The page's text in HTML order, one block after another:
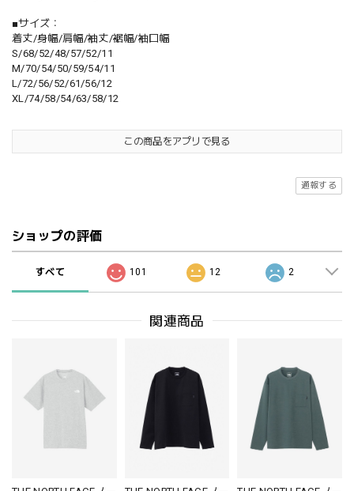
■サイズ：
着丈/身幅/肩幅/袖丈/裾幅/袖口幅
S/68/52/48/57/52/11
M/70/54/50/59/54/11
L/72/56/52/61/56/12
XL/74/58/54/63/58/12
この商品をアプリで見る
通報する
ショップの評価
すべて 101 12 2
関連商品